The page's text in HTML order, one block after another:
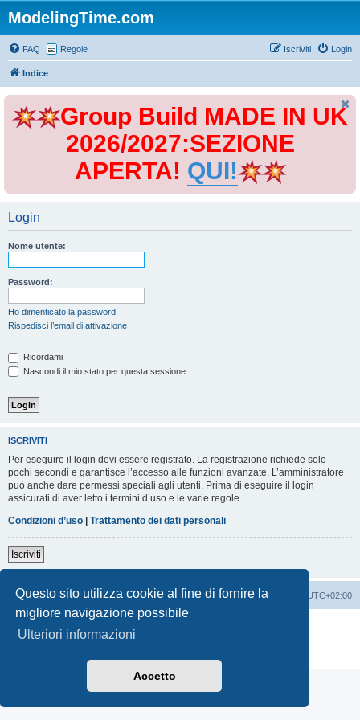
Questo sito utilizza cookie al fine di fornire la
migliore navigazione possibile
Ulteriori informazioni
Accetto
ModelingTime.com
FAQ Regole Login
Iscriviti
Indice
Group Build MADE IN UK
2026/2027:SEZIONE
APERTA! QUI!
Login
Nome utente:
Password:
Ho dimenticato la password
Rispedisci l’email di attivazione
Ricordami
Nascondi il mio stato per questa sessione
ISCRIVITI
Per eseguire il login devi essere registrato. La registrazione richiede solo
pochi secondi e garantisce l’accesso alle funzioni avanzate. L’amministratore
può anche dare permessi speciali agli utenti. Prima di eseguire il login
assicurati di aver letto i termini d’uso e le varie regole.
Condizioni d’uso | Trattamento dei dati personali
Iscriviti
Indice Tutti gli orari sono UTC+02:00
Cancella cookie
Contattaci
Traduzione Italiana